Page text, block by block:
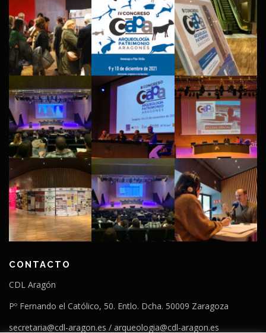
CONTACTO
CDL Aragón
Pº Fernando el Católico, 50. Entlo. Dcha. 50009 Zaragoza
secretaria@cdl-aragon.es / arqueologia@cdl-aragon.es